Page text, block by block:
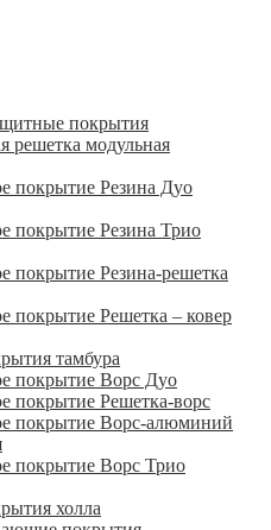
покрытия
решетка модульная
покрытие Резина Дуо
покрытие Резина Трио
покрытие Резина-решетка
покрытие Решетка – ковер
тамбура
покрытие Ворс Дуо
покрытие Решетка-ворс
покрытие Ворс-алюминий
покрытие Ворс Трио
холла